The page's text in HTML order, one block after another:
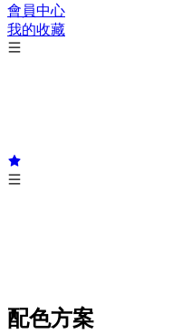
會員中心
我的收藏
配色方案